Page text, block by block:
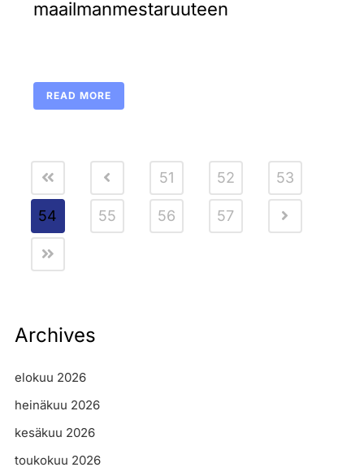
maailmanmestaruuteen
READ MORE
51 52 53
54 55 56 57
Archives
elokuu 2026
heinäkuu 2026
kesäkuu 2026
toukokuu 2026